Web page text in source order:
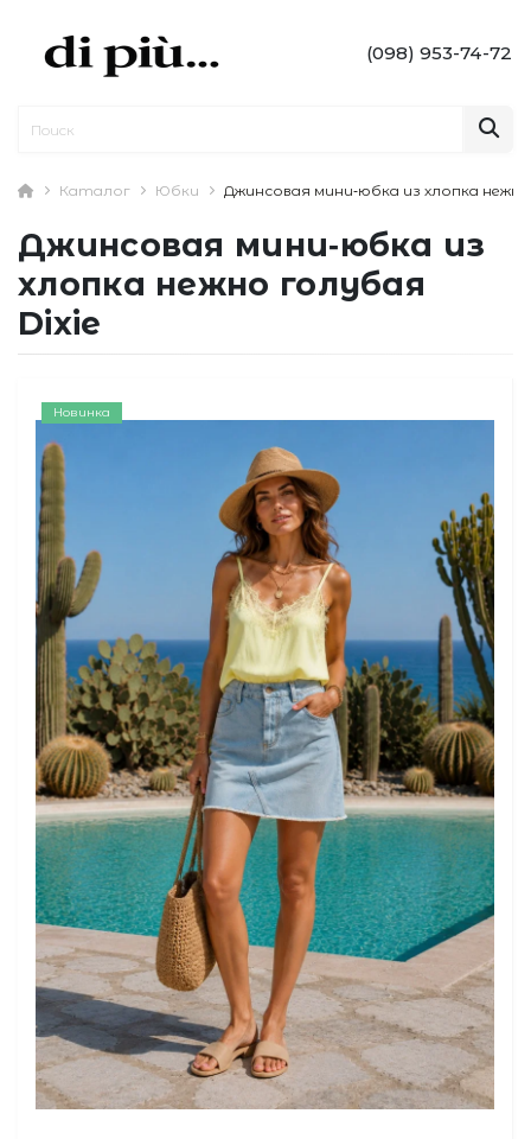
(098) 953-74-72
Каталог Юбки Джинсовая мини‑юбка из хлопка
Джинсовая мини‑юбка из
хлопка нежно голубая
Dixie
Новинка